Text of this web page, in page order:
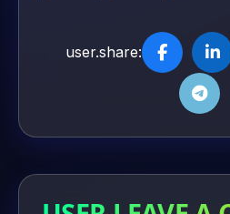
user.share: